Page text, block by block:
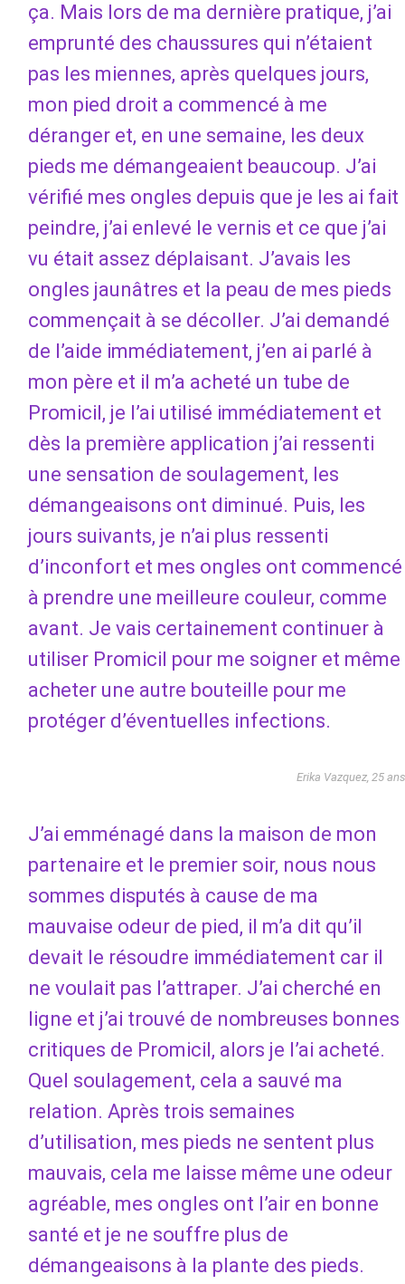
ça. Mais lors de ma dernière pratique, j’ai
emprunté des chaussures qui n’étaient
pas les miennes, après quelques jours,
mon pied droit a commencé à me
déranger et, en une semaine, les deux
pieds me démangeaient beaucoup. J’ai
vérifié mes ongles depuis que je les ai fait
peindre, j’ai enlevé le vernis et ce que j’ai
vu était assez déplaisant. J’avais les
ongles jaunâtres et la peau de mes pieds
commençait à se décoller. J’ai demandé
de l’aide immédiatement, j’en ai parlé à
mon père et il m’a acheté un tube de
Promicil, je l’ai utilisé immédiatement et
dès la première application j’ai ressenti
une sensation de soulagement, les
démangeaisons ont diminué. Puis, les
jours suivants, je n’ai plus ressenti
d’inconfort et mes ongles ont commencé
à prendre une meilleure couleur, comme
avant. Je vais certainement continuer à
utiliser Promicil pour me soigner et même
acheter une autre bouteille pour me
protéger d’éventuelles infections.
Erika Vazquez, 25 ans
J’ai emménagé dans la maison de mon
partenaire et le premier soir, nous nous
sommes disputés à cause de ma
mauvaise odeur de pied, il m’a dit qu’il
devait le résoudre immédiatement car il
ne voulait pas l’attraper. J’ai cherché en
ligne et j’ai trouvé de nombreuses bonnes
critiques de Promicil, alors je l’ai acheté.
Quel soulagement, cela a sauvé ma
relation. Après trois semaines
d’utilisation, mes pieds ne sentent plus
mauvais, cela me laisse même une odeur
agréable, mes ongles ont l’air en bonne
santé et je ne souffre plus de
démangeaisons à la plante des pieds.